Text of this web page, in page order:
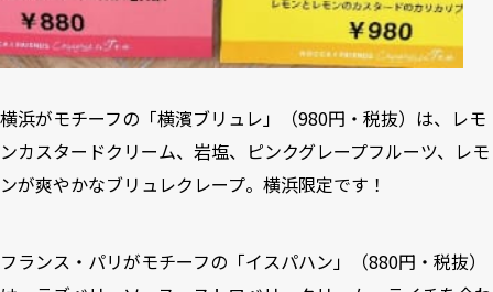
横浜がモチーフの「横濱ブリュレ」（980円・税抜）は、レモ
ンカスタードクリーム、岩塩、ピンクグレープフルーツ、レモ
ンが爽やかなブリュレクレープ。横浜限定です！
フランス・パリがモチーフの「イスパハン」（880円・税抜）